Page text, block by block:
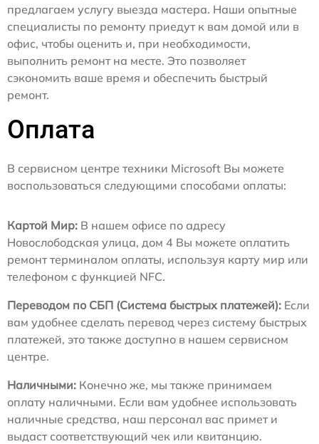
предлагаем услугу выезда мастера. Наши опытные
специалисты по ремонту приедут к вам домой или в
офис, чтобы оценить и, при необходимости,
выполнить ремонт на месте. Это позволяет
сэкономить ваше время и обеспечить быстрый
ремонт.
Оплата
В сервисном центре техники Microsoft Вы можете
воспользоваться следующими способами оплаты:
Картой Мир: В нашем офисе по адресу
Новослободская улица, дом 4 Вы можете оплатить
ремонт терминалом оплаты, используя карту мир или
телефоном с функцией NFC.
Переводом по СБП (Система быстрых платежей): Если
вам удобнее сделать перевод через систему быстрых
платежей, это также доступно в нашем сервисном
центре.
Наличными: Конечно же, мы также принимаем
оплату наличными. Если вам удобнее использовать
наличные средства, наш персонал вас примет и
выдаст соответствующий чек или квитанцию.